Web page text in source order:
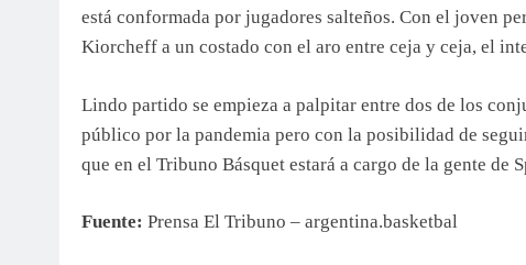
está conformada por jugadores salteños. Con el joven
Kiorcheff a un costado con el aro entre ceja y ceja, el
Lindo partido se empieza a palpitar entre dos de los
público por la pandemia pero con la posibilidad de
que en el Tribuno Básquet estará a cargo de la gente de
Fuente: Prensa El Tribuno – argentina.basketbal